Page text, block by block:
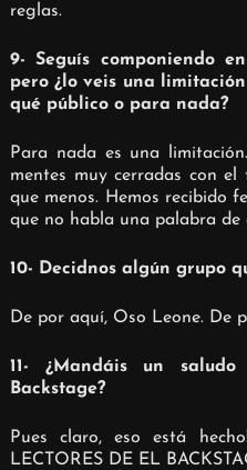
reglas.
9- Seguís componiendo
pero ¿lo veis una
qué público o para nada?
Para nada es una
mentes muy cerradas con
que menos. Hemos recibido
que no habla una palabra de
10- Decidnos algún grupo
De por aquí, Oso Leone. De
11- ¿Mandáis un
Backstage?
Pues claro, eso está
LECTORES DE EL